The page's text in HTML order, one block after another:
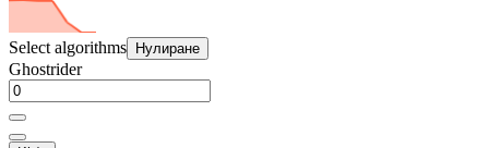
Select algorithms Нулиране
Ghostrider